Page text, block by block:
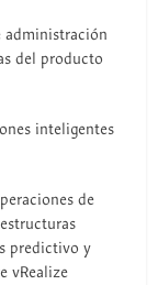
administración
del producto
inteligentes
de
predictivo y
vRealize